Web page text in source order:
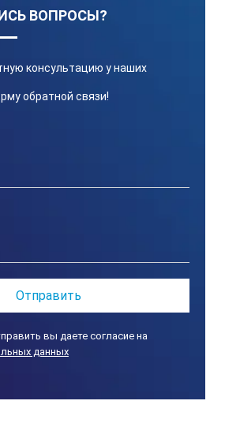
ВОПРОСЫ?
консультацию у наших
обратной связи!
вы даете согласие на
данных